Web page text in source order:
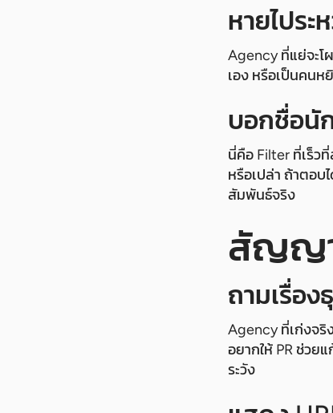
หายไประ
Agency ที่แย่จะ
เอง หรือเป็นคน
บอกชื่อนั
นี่คือ Filter ที่เร็ว
หรือเปล่า ถ้าตอบ
สัมพันธ์จริง
สัญญ
ถามเรื่อ
Agency ที่เก่งจริ
อยากให้ PR ช่วย
ระวัง